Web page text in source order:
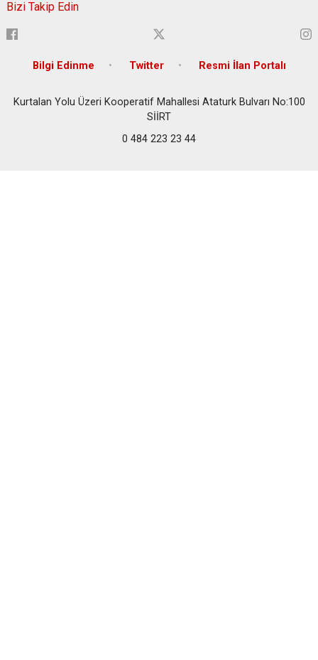
Bizi Takip Edin
Bilgi Edinme Twitter Resmi İlan Portalı
Kurtalan Yolu Üzeri Kooperatif Mahallesi Ataturk Bulvarı No:100
SİİRT
0 484 223 23 44